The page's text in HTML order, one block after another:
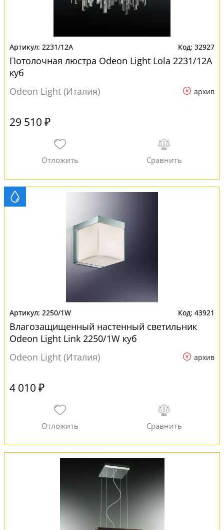
2231/12A 32927
Потолочная люстра Odeon Light Lola 2231/12A
куб
Odeon Light (Италия)
архив
29 510 ₽
2250/1W 43921
Влагозащищенный настенный светильник
Odeon Light Link 2250/1W куб
Odeon Light (Италия)
архив
4 010 ₽